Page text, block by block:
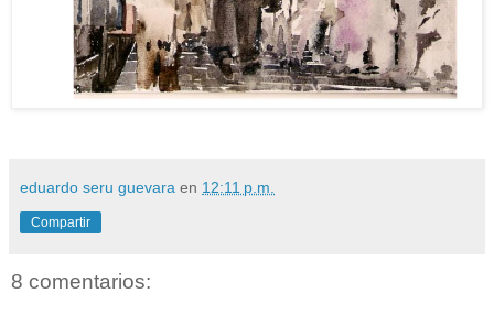
eduardo seru guevara en 12:11 p.m.
Compartir
8 comentarios: